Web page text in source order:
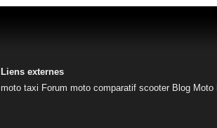
Liens externes
moto taxi Forum moto comparatif scooter Blog Moto